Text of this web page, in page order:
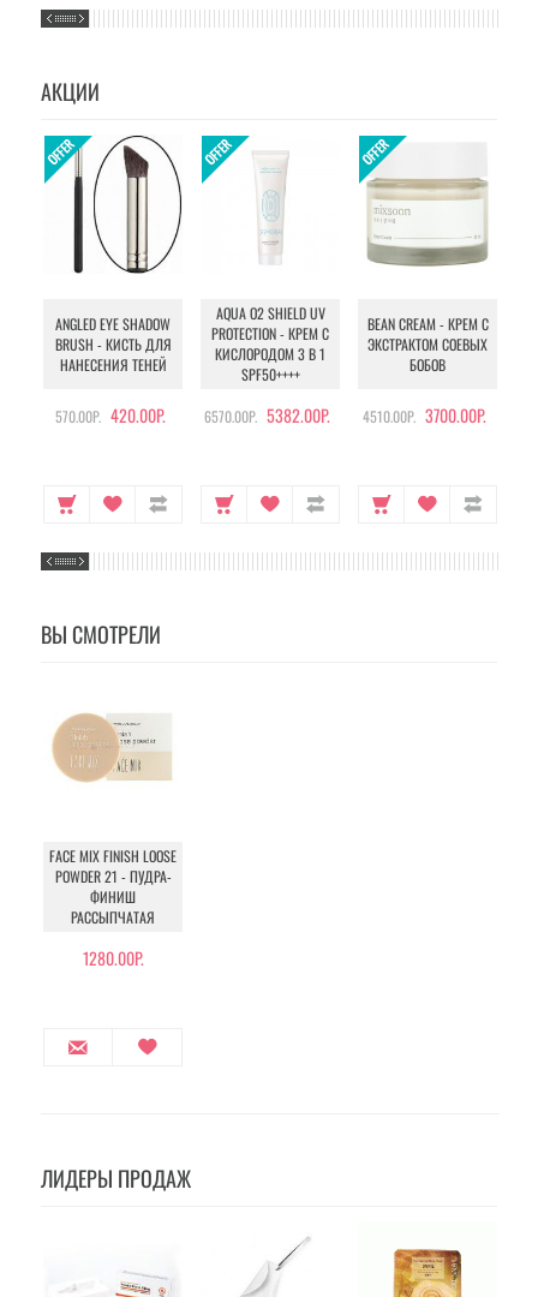
АКЦИИ
ANGLED EYE SHADOW
BRUSH - КИСТЬ ДЛЯ
НАНЕСЕНИЯ ТЕНЕЙ
570.00Р. 420.00Р.
AQUA O2 SHIELD UV
PROTECTION - КРЕМ С
КИСЛОРОДОМ 3 В 1
SPF50++++
6570.00Р. 5382.00Р.
BEAN CREAM - КРЕМ С
ЭКСТРАКТОМ СОЕВЫХ
БОБОВ
4510.00Р. 3700.00Р.
ВЫ СМОТРЕЛИ
FACE MIX FINISH LOOSE
POWDER 21 - ПУДРА-
ФИНИШ
РАССЫПЧАТАЯ
1280.00Р.
ЛИДЕРЫ ПРОДАЖ